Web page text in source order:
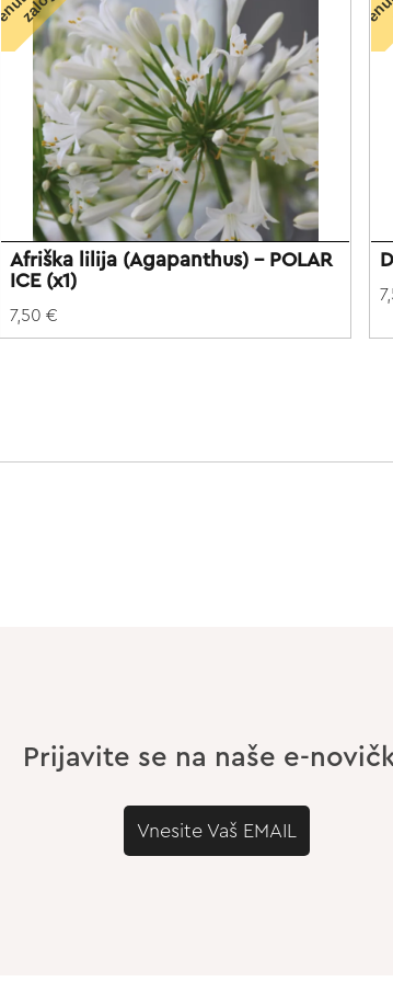
Afriška lilija (Agapanthus) - POLAR
ICE (x1)
7,50 €
Prijavite se na naše e-
Vnesite Vaš EMAIL